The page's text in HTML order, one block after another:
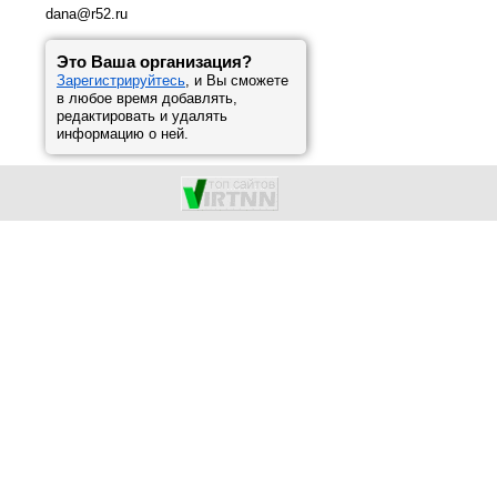
dana@r52.ru
Это Ваша организация?
Зарегистрируйтесь, и Вы сможете
в любое время добавлять,
редактировать и удалять
информацию о ней.